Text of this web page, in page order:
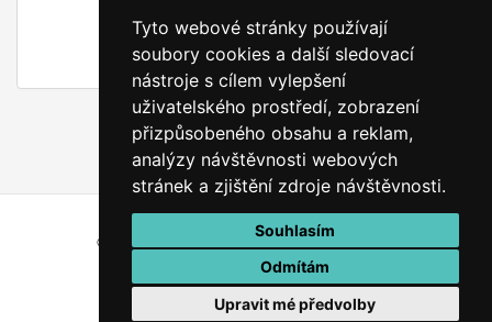
Tyto webové stránky používají
soubory cookies a další sledovací
nástroje s cílem vylepšení
uživatelského prostředí, zobrazení
přizpůsobeného obsahu a reklam,
analýzy návštěvnosti webových
stránek a zjištění zdroje návštěvnosti.
Souhlasím
Odmítám
Upravit mé předvolby
ODESLAT DOTAZ
© Všechna práva vyhrazena Výškyzavás.cz
VRÁTIT SE ZPĚT NAHORU